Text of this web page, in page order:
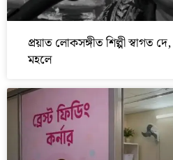
প্রয়াত লোকসঙ্গীত শিল্পী স্বাগত
মহলে